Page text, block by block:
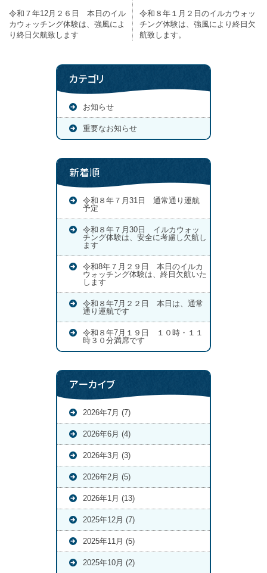
令和７年12月２６日 本日のイル
カウォッチング体験は、強風によ
り終日欠航致します
令和８年１月２日のイルカウォッ
チング体験は、強風により終日欠
航致します。
カテゴリ
お知らせ
重要なお知らせ
新着順
令和８年７月31日 通常通り運航
予定
令和８年７月30日 イルカウォッ
チング体験は、安全に考慮し欠航し
ます
令和8年７月２９日 本日のイルカ
ウォッチング体験は、終日欠航いた
します
令和８年7月２２日 本日は、通常
通り運航です
令和８年7月１９日 １０時・１１
時３０分満席です
アーカイブ
2026年7月 (7)
2026年6月 (4)
2026年3月 (3)
2026年2月 (5)
2026年1月 (13)
2025年12月 (7)
2025年11月 (5)
2025年10月 (2)